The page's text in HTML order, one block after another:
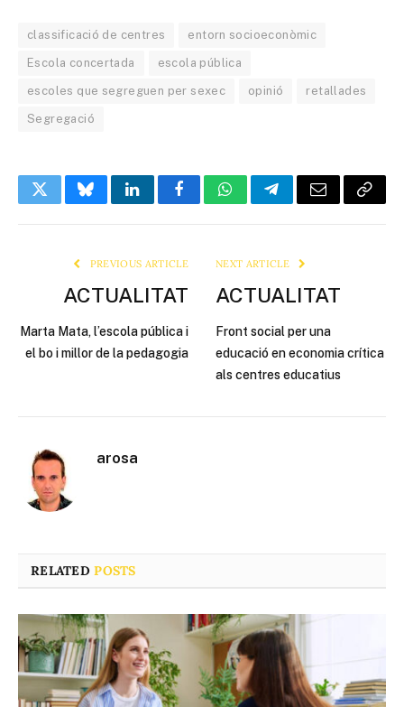
classificació de centres entorn socioeconòmic
Escola concertada escola pública
escoles que segreguen per sexec opinió retallades
Segregació
TwitterBlueskyLinkedInFacebookWhatsAppTelegramEmail Copy
PREVIOUS ARTICLE
ACTUALITAT
Marta Mata, l’escola pública i
el bo i millor de la pedagogia
NEXT ARTICLE
ACTUALITAT
Front social per una
educació en economia crítica
als centres educatius
arosa
RELATEDPOSTS